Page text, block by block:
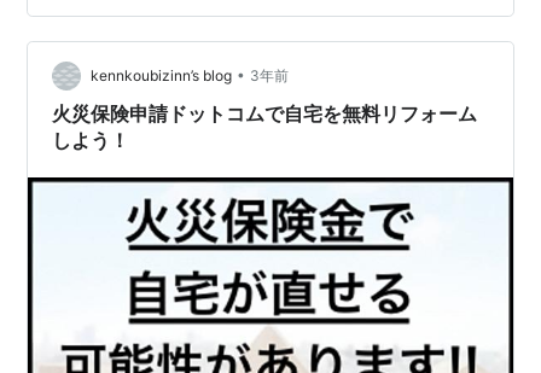
り、弁護士に依頼する必要が出てくることが多いと思い
ます。 そうすると、一番気になるのが弁護士費用ですよ
ね。一般の方の感覚からは高いと思いますし。 今回は、
被疑者段…
kennkoubizinn’s blog • 3年前
火災保険申請ドットコムで自宅を無料リフォーム
しよう！